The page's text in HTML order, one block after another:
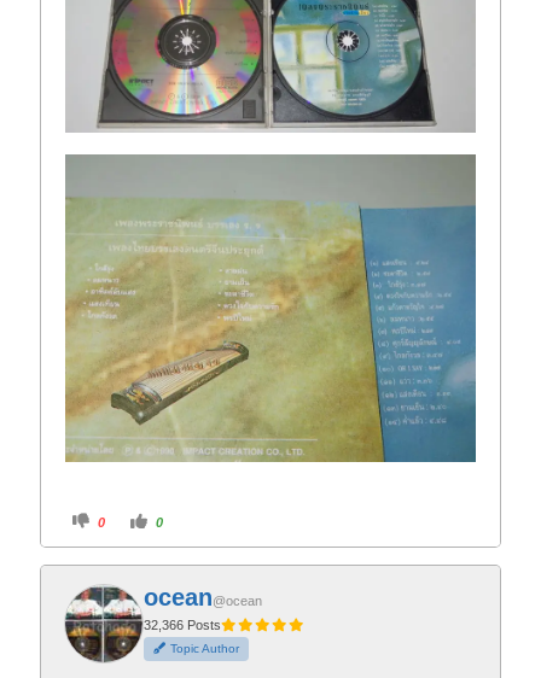
C
i
f
o
r
t
h
u
m
0
C
i
o
t
h
u
m
0
ocean@ocean
32,366 Posts
Topic Author